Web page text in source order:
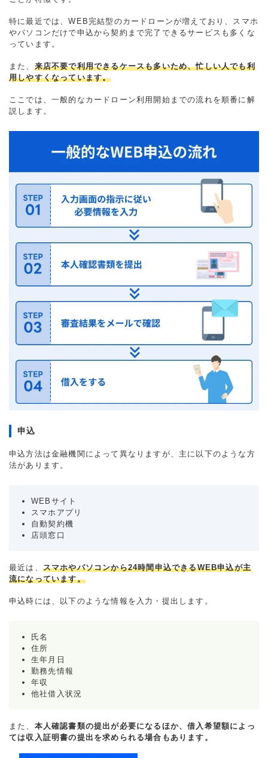
特に最近では、WEB完結型のカードローンが増えており、スマホ
やパソコンだけで申込から契約まで完了できるサービスも多くな
っています。
また、 来店不要で利用できるケースも多いため、忙しい人でも利
用しやすくなっています。
ここでは、一般的なカードローン利用開始までの流れを順番に解
説します。
申込
申込方法は金融機関によって異なりますが、主に以下のような方
法があります。
WEBサイト
スマホアプリ
自動契約機
店頭窓口
最近は、 スマホやパソコンから24時間申込できるWEB申込が主
流になっています。
申込時には、以下のような情報を入力・提出します。
氏名
住所
生年月日
勤務先情報
年収
他社借入状況
また、 本人確認書類の提出が必要になるほか、借入希望額によっ
ては収入証明書の提出を求められる場合もあります。